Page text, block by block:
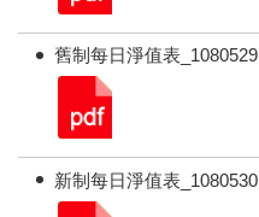
舊制每日淨值表_1080529
新制每日淨值表_1080530